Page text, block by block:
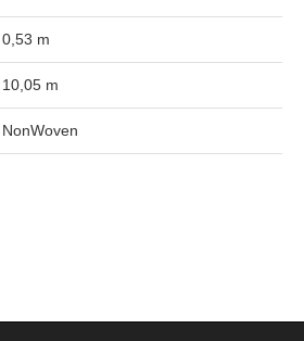
0,53 m
10,05 m
NonWoven